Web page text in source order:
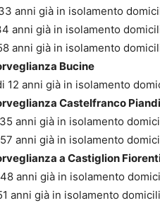
anni già in isolamento
anni già in isolamento
anni già in isolamento
Bucine
12 anni già in isolamento
Castelfranco
anni già in isolamento
anni già in isolamento
a Castiglion
anni già in isolamento
anni già in isolamento